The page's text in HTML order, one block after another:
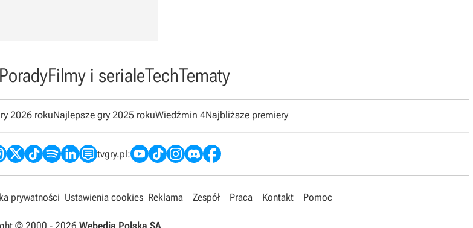
PoradyFilmy i serialeTechTematy
2026 rokuNajlepsze gry 2025 rokuWiedźmin 4Najbliższe premiery
tvgry.pl:
prywatności Ustawienia cookies Reklama Zespół Praca Kontakt Pomoc
© 2000 - 2026 Webedia Polska SA